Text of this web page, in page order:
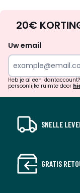
20€
Uw email
Heb je al een
persoonlijke ruimte door
SNELLE
GRATIS